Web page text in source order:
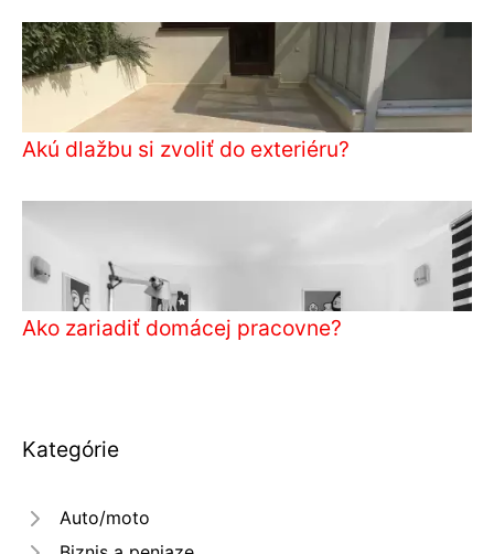
Akú dlažbu si zvoliť do exteriéru?
Ako zariadiť domácej pracovne?
Kategórie
Auto/moto